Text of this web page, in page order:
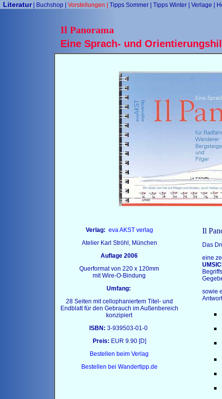
Literatur| Buchshop Vorstellungen Tipps Sommer Tipps Winter Verlage
Il Panorama
Eine Sprach- und
Verlag: eva AKST verlag
Atelier Karl Ströhl, München
Auflage 2006
Querformat von 220 x 120mm
mit Wire-O-Bindung
Umfang:
28 Seiten mit cellophaniertem Titel- und
Endblatt für den Gebrauch im Außenbereich
konzipiert
ISBN: 3-939503-01-0
Preis: EUR 9.90 [D]
Bestellen beim Verlag
Bestellen bei Wandertipp.de
Il
Das
eine
sowie